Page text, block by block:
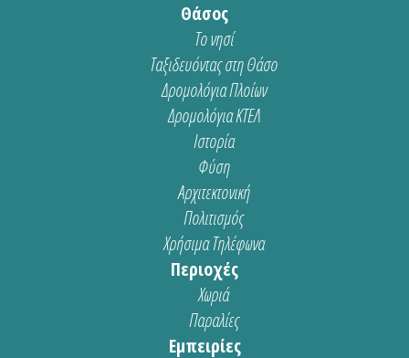
Θάσος
Το νησί
Ταξιδευόντας στη Θάσο
Δρομολόγια Πλοίων
Δρομολόγια ΚΤΕΛ
Ιστορία
Φύση
Αρχιτεκτονική
Πολιτισμός
Χρήσιμα Τηλέφωνα
Περιοχές
Χωριά
Παραλίες
Εμπειρίες